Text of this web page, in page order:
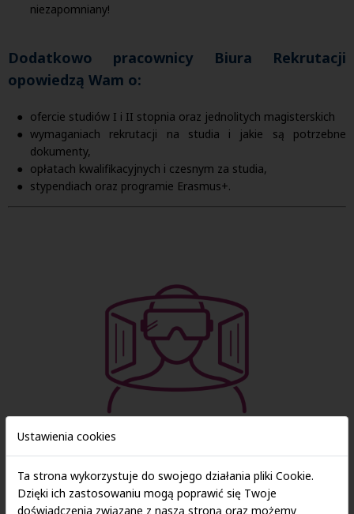
niezapomniany!
Dodatkowo pracownicy Biura Rekrutacji
opowiedzą Wam o:
ofercie studiów I i II stopnia oraz jednolitych magisterskich
wymaganiach rekrutacji na studia i jakie są potrzebne
dokumenty,
opłatach kwalifikacyjnych i czesnym za studia,
stypendiach oraz programie Erasmus+.
Gry zręcznościowe
Ustawienia cookies
Ta strona wykorzystuje do swojego działania pliki Cookie.
Dzięki ich zastosowaniu mogą poprawić się Twoje
doświadczenia związane z naszą stroną oraz możemy